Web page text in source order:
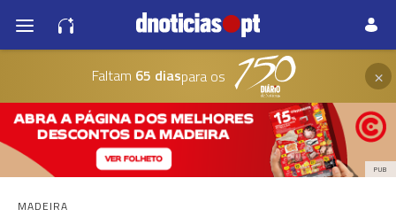
Faltam 65 diaspara os ×
PUB
MADEIRA